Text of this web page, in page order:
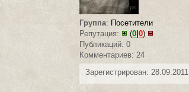
Группа: Посетители
Репутация:
(0 |0)
Публикаций: 0
Комментариев: 24
Зарегистрирован: 28.09.2011